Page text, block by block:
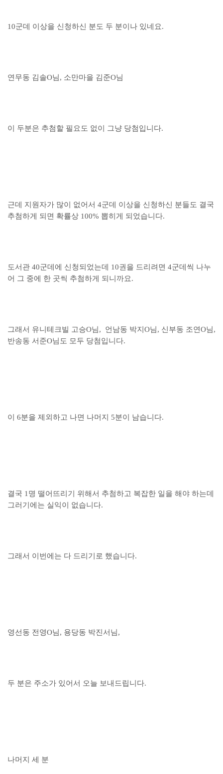
10군데 이상을 신청하신 분도 두 분이나 있네요.
연무동 김솔O님, 소만마을 김준O님
이 두분은 추첨할 필요도 없이 그냥 당첨입니다.
근데 지원자가 많이 없어서 4군데 이상을 신청하신 분들도 결국
추첨하게 되면 확률상 100% 뽑히게 되었습니다.
도서관 40군데에 신청되었는데 10권을 드리려면 4군데씩 나누
어 그 중에 한 곳씩 추첨하게 되니까요.
그래서 유니테크빌 고승O님, 언남동 박지O님, 신부동 조연O님,
반송동 서준O님도 모두 당첨입니다.
이 6분을 제외하고 나면 나머지 5분이 남습니다.
결국 1명 떨어뜨리기 위해서 추첨하고 복잡한 일을 해야 하는데
그러기에는 실익이 없습니다.
그래서 이번에는 다 드리기로 했습니다.
영선동 전영O님, 용당동 박진서님,
두 분은 주소가 있어서 오늘 보내드립니다.
나머지 세 분